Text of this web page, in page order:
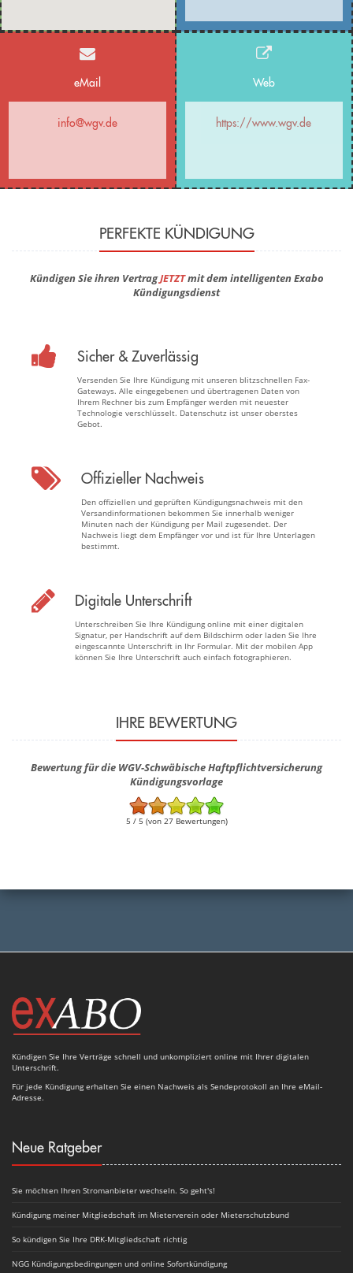
eMail
info@wgv.de
Web
https://www.wgv.de
PERFEKTE KÜNDIGUNG
Kündigen Sie ihren VertragJETZTmit dem intelligenten Exabo
Kündigungsdienst
Sicher & Zuverlässig
Versenden Sie Ihre Kündigung mit unseren blitzschnellen Fax-
Gateways. Alle eingegebenen und übertragenen Daten von
Ihrem Rechner bis zum Empfänger werden mit neuester
Technologie verschlüsselt. Datenschutz ist unser oberstes
Gebot.
Offizieller Nachweis
Den offiziellen und geprüften Kündigungsnachweis mit den
Versandinformationen bekommen Sie innerhalb weniger
Minuten nach der Kündigung per Mail zugesendet. Der
Nachweis liegt dem Empfänger vor und ist für Ihre Unterlagen
bestimmt.
Digitale Unterschrift
Unterschreiben Sie Ihre Kündigung online mit einer digitalen
Signatur, per Handschrift auf dem Bildschirm oder laden Sie Ihre
eingescannte Unterschrift in Ihr Formular. Mit der mobilen App
können Sie Ihre Unterschrift auch einfach fotographieren.
IHRE BEWERTUNG
Bewertung für die WGV-Schwäbische Haftpflichtversicherung
Kündigungsvorlage
5 / 5 (von 27 Bewertungen)
Kündigen Sie Ihre Verträge schnell und unkompliziert online mit Ihrer digitalen
Unterschrift.
Für jede Kündigung erhalten Sie einen Nachweis als Sendeprotokoll an Ihre eMail-
Adresse.
Neue Ratgeber
Sie möchten Ihren Stromanbieter wechseln. So geht's!
Kündigung meiner Mitgliedschaft im Mieterverein oder Mieterschutzbund
So kündigen Sie Ihre DRK-Mitgliedschaft richtig
NGG Kündigungsbedingungen und online Sofortkündigung